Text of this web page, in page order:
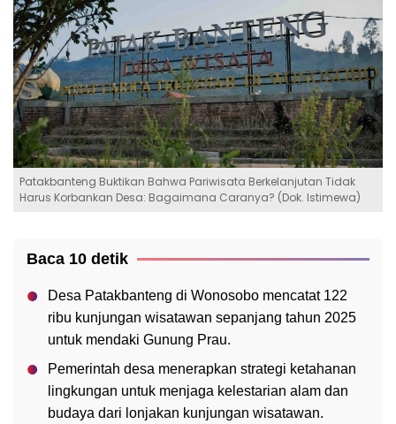
Patakbanteng Buktikan Bahwa Pariwisata Berkelanjutan Tidak
Harus Korbankan Desa: Bagaimana Caranya? (Dok. Istimewa)
Baca 10 detik
Desa Patakbanteng di Wonosobo mencatat 122
ribu kunjungan wisatawan sepanjang tahun 2025
untuk mendaki Gunung Prau.
Pemerintah desa menerapkan strategi ketahanan
lingkungan untuk menjaga kelestarian alam dan
budaya dari lonjakan kunjungan wisatawan.